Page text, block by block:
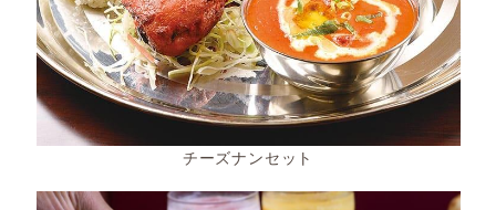
チーズナンセット